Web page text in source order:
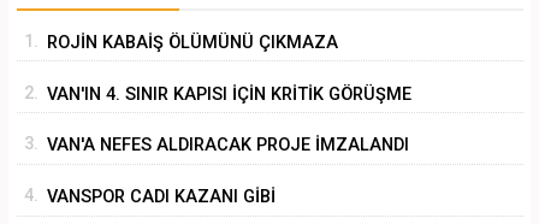
1. ROJİN KABAİŞ ÖLÜMÜNÜ ÇIKMAZA
2. VAN'IN 4. SINIR KAPISI İÇİN KRİTİK GÖRÜŞME
3. VAN'A NEFES ALDIRACAK PROJE İMZALANDI
4. VANSPOR CADI KAZANI GİBİ